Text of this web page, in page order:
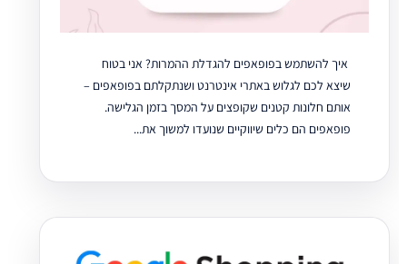
איך להשתמש בפופאפים להגדלת ההמרות? אני בטוח
שיצא לכם לגלוש באתרי אינטרנט ושנתקלתם בפופאפים –
אותם חלונות קטנים שקופצים על המסך בזמן הגלישה.
פופאפים הם כלים שיווקיים שנועדו למשוך את...